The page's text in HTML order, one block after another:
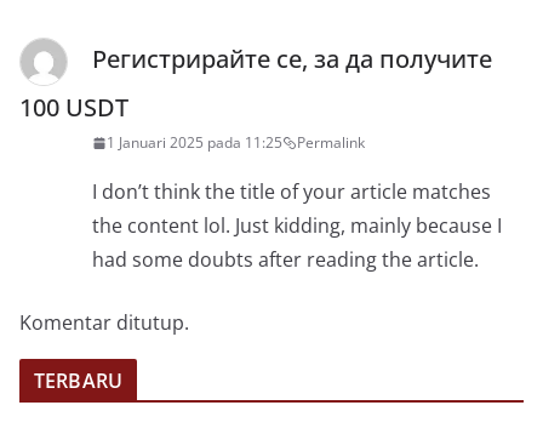
Регистрирайте се, за да получите
100 USDT
1 Januari 2025 pada 11:25 Permalink
I don’t think the title of your article matches
the content lol. Just kidding, mainly because I
had some doubts after reading the article.
Komentar ditutup.
TERBARU